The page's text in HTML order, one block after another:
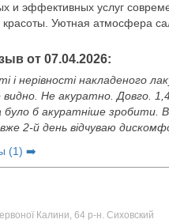
и эффективных услуг
красоты. Уютная атмосфера
от 07.04.2026:
і нерівності накладеного
видно. Не акуратно. Довго.
було б акуратніше зробити. В
2-й день відчуваю
(1) ➡️
Калини, 64 р-н. Сиховский